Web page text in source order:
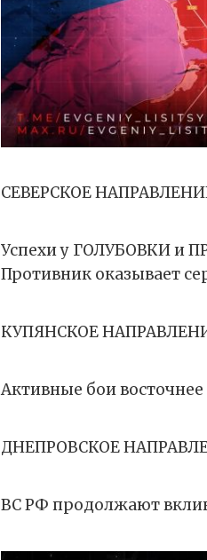
СЕВЕРСКОЕ
Успехи у ГОЛУБОВКИ и
Противник оказывает
КУПЯНСКОЕ
Активные бои
ДНЕПРОВСКОЕ
ВС РФ продолжают